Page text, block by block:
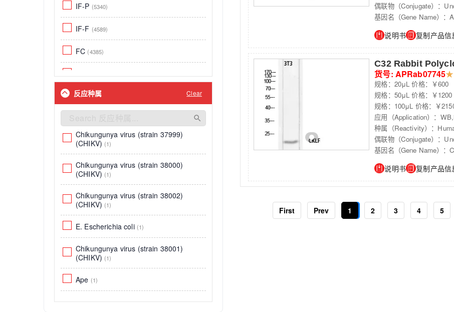
Proliferation
肝肾功能(4)
Flow Cytometry
Tags and Cell Markers
Fluorescent Dye
Cell Viability and Cytotoxicity(2)
Infectious Diseases(2)
Endocrine & Metabolism
氧化应激;能量代谢 (1)
Cellular Senescence
Signaling Transduction
Fluor350(37)
Cy3 (36)
RPE(36)
Phospho
Methyl(4)
Fluorescein 488(3)
Fluorescein 555(2)
Fluorescein 594
Fluorescein 647(2)
R-PE(1)
APC-Cy5.5
IF-P (5340)
IF-F (4589)
FC (4385)
IHC(3787)
ICC(1929)
IF(1626)
IHC-F(517)
Dotblot(36)
ChIP(24)
mIHC(19)
Cell Metabolism Assays
反应种属 Clear
SARS-1 and SARS-2 S Protein
Chinese hamster
Chikungunya virus (strain 38003)
Chikungunya virus (strain 37998)
(CHIKV)
Xenopus tropicalis(1)
Chikungunya virus (strain 37999)
(CHIKV) (1)
Chikungunya virus (strain 38000)
(CHIKV) (1)
Chikungunya virus (strain 38002)
(CHIKV) (1)
E. Escherichia coli (1)
Chikungunya virus (strain 38001)
(CHIKV) (1)
Ape (1)
Tilapia(1)
偶联物（Conjugate）：
基因名（Gene Name）：
说明书 复制产品信
C32 Rabbit
货号: APRab07745★
规格：20μL 价格：￥600
规格：50μL 价格：￥1200
规格：100μL 价格：￥
应用（Application）：
种属（Reactivity）：
偶联物（Conjugate）：
基因名（Gene Name）：
说明书 复制产品信
First Prev 1 2 3 4 5